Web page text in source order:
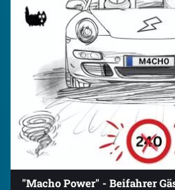
"Macho Power" - Beifahrer